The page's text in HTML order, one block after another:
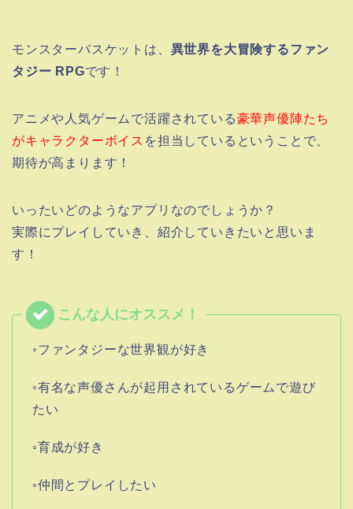
モンスターバスケットは、 異世界を大冒険するファン
タジー RPGです！
アニメや人気ゲームで活躍されている豪華声優陣たち
がキャラクターボイス を担当しているということで、
期待が高まります！
いったいどのようなアプリなのでしょうか？
実際にプレイしていき、紹介していきたいと思いま
す！
◦ファンタジーな世界観が好き
◦有名な声優さんが起用されているゲームで遊び
たい
◦育成が好き
◦仲間とプレイしたい